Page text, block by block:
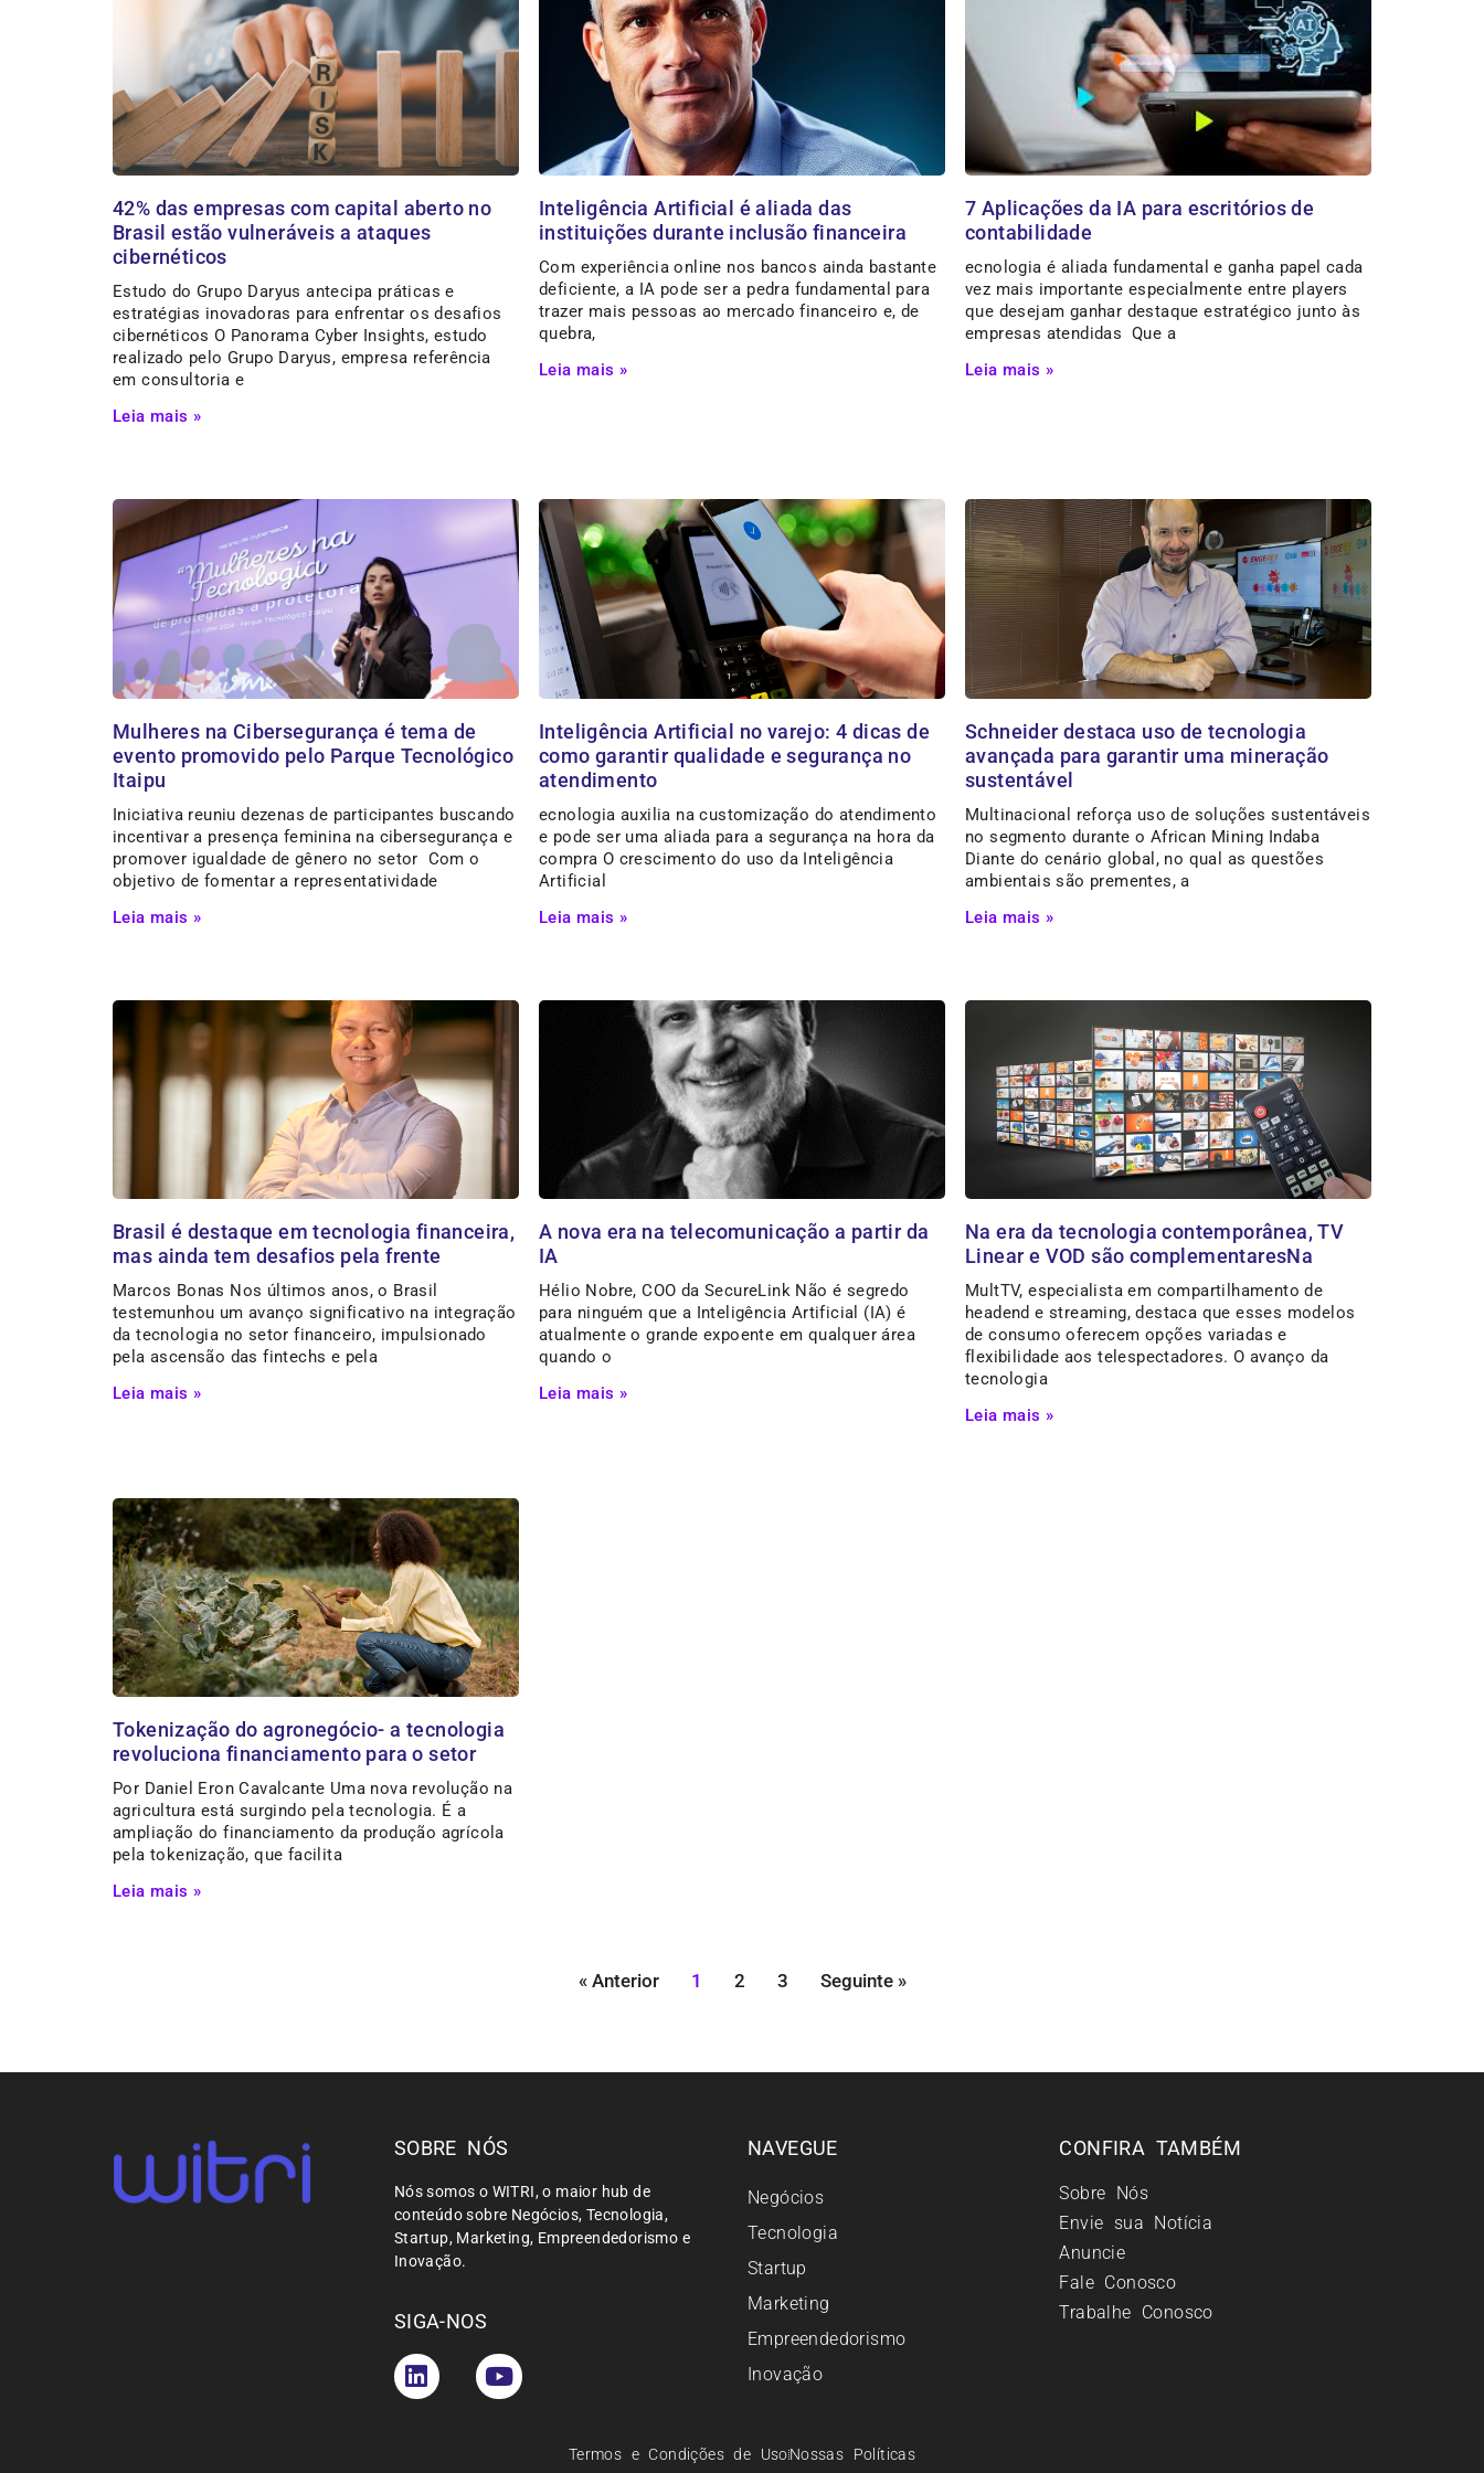
42% das empresas com capital aberto no
Brasil estão vulneráveis a ataques
cibernéticos
Estudo do Grupo Daryus antecipa práticas e
estratégias inovadoras para enfrentar os desafios
cibernéticos O Panorama Cyber Insights, estudo
realizado pelo Grupo Daryus, empresa referência
em consultoria e
Leia mais »
Inteligência Artificial é aliada das
instituições durante inclusão financeira
Com experiência online nos bancos ainda bastante
deficiente, a IA pode ser a pedra fundamental para
trazer mais pessoas ao mercado financeiro e, de
quebra,
Leia mais »
7 Aplicações da IA para escritórios de
contabilidade
ecnologia é aliada fundamental e ganha papel cada
vez mais importante especialmente entre players
que desejam ganhar destaque estratégico junto às
empresas atendidas Que a
Leia mais »
Mulheres na Cibersegurança é tema de
evento promovido pelo Parque Tecnológico
Itaipu
Iniciativa reuniu dezenas de participantes buscando
incentivar a presença feminina na cibersegurança e
promover igualdade de gênero no setor Com o
objetivo de fomentar a representatividade
Leia mais »
Inteligência Artificial no varejo: 4 dicas de
como garantir qualidade e segurança no
atendimento
ecnologia auxilia na customização do atendimento
e pode ser uma aliada para a segurança na hora da
compra O crescimento do uso da Inteligência
Artificial
Leia mais »
Schneider destaca uso de tecnologia
avançada para garantir uma mineração
sustentável
Multinacional reforça uso de soluções sustentáveis
no segmento durante o African Mining Indaba
Diante do cenário global, no qual as questões
ambientais são prementes, a
Leia mais »
Brasil é destaque em tecnologia financeira,
mas ainda tem desafios pela frente
Marcos Bonas Nos últimos anos, o Brasil
testemunhou um avanço significativo na integração
da tecnologia no setor financeiro, impulsionado
pela ascensão das fintechs e pela
Leia mais »
A nova era na telecomunicação a partir da
IA
Hélio Nobre, COO da SecureLink Não é segredo
para ninguém que a Inteligência Artificial (IA) é
atualmente o grande expoente em qualquer área
quando o
Leia mais »
Na era da tecnologia contemporânea, TV
Linear e VOD são complementaresNa
MultTV, especialista em compartilhamento de
headend e streaming, destaca que esses modelos
de consumo oferecem opções variadas e
flexibilidade aos telespectadores. O avanço da
tecnologia
Leia mais »
Tokenização do agronegócio- a tecnologia
revoluciona financiamento para o setor
Por Daniel Eron Cavalcante Uma nova revolução na
agricultura está surgindo pela tecnologia. É a
ampliação do financiamento da produção agrícola
pela tokenização, que facilita
Leia mais »
« Anterior 1 2 3 Seguinte »
SOBRE NÓS
Nós somos o WITRI, o maior hub de
conteúdo sobre Negócios, Tecnologia,
Startup, Marketing, Empreendedorismo e
Inovação.
SIGA-NOS
NAVEGUE
Negócios
Tecnologia
Startup
Marketing
Empreendedorismo
Inovação
CONFIRA TAMBÉM
Sobre Nós
Envie sua Notícia
Anuncie
Fale Conosco
Trabalhe Conosco
Termos e Condições de UsoNossas Políticas